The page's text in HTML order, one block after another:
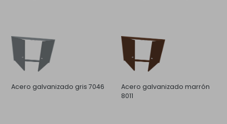
Acero galvanizado gris 7046
Acero galvanizado marrón
8011